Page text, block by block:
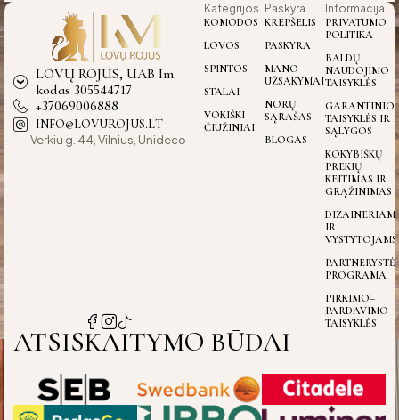
Kategrijos
KOMODOS
LOVOS
SPINTOS
STALAI
VOKIŠKI
ČIUŽINIAI
Paskyra
KREPŠELIS
PASKYRA
MANO
UŽSAKYMAI
NORŲ
SĄRAŠAS
BLOGAS
Informacija
PRIVATUMO
POLITIKA
BALDŲ
NAUDOJIMO
TAISYKLĖS
GARANTINIO
TAISYKLĖS IR
SĄLYGOS
KOKYBIŠKŲ
PREKIŲ
KEITIMAS IR
GRĄŽINIMAS
IR
VYSTYTOJAMS
PROGRAMA
PIRKIMO–
PARDAVIMO
TAISYKLĖS
LOVŲ ROJUS, UAB Im.
kodas 305544717
+37069006888
INFO@LOVUROJUS.LT
Verkiu g. 44, Vilnius, Unideco
ATSISKAITYMO BŪDAI